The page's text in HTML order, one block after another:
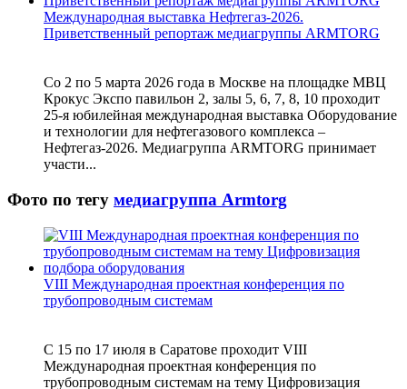
Международная выставка Нефтегаз-2026.
Приветственный репортаж медиагруппы ARMTORG
Со 2 по 5 марта 2026 года в Москве на площадке МВЦ
Крокус Экспо павильон 2, залы 5, 6, 7, 8, 10 проходит
25-я юбилейная международная выставка Оборудование
и технологии для нефтегазового комплекса –
Нефтегаз-2026. Медиагруппа ARMTORG принимает
участи...
Фото по тегу медиагруппа Armtorg
VIII Международная проектная конференция по
трубопроводным системам
С 15 по 17 июля в Саратове проходит VIII
Международная проектная конференция по
трубопроводным системам на тему Цифровизация